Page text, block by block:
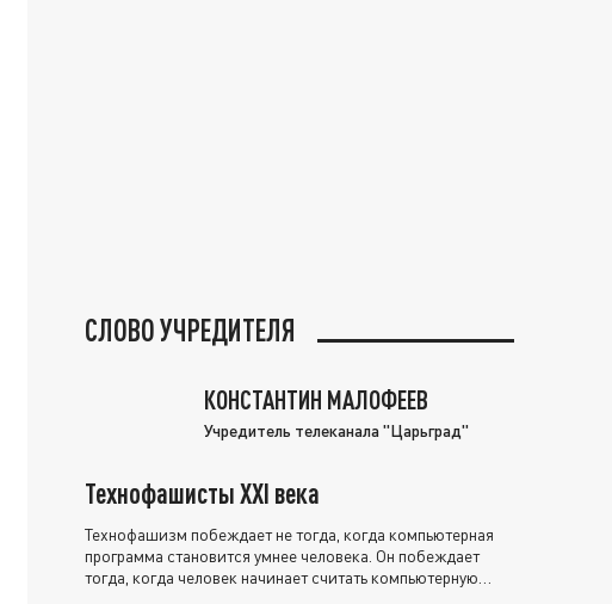
СЛОВО УЧРЕДИТЕЛЯ
КОНСТАНТИН МАЛОФЕЕВ
Учредитель телеканала "Царьград"
Технофашисты XXI века
Технофашизм побеждает не тогда, когда компьютерная
программа становится умнее человека. Он побеждает
тогда, когда человек начинает считать компьютерную